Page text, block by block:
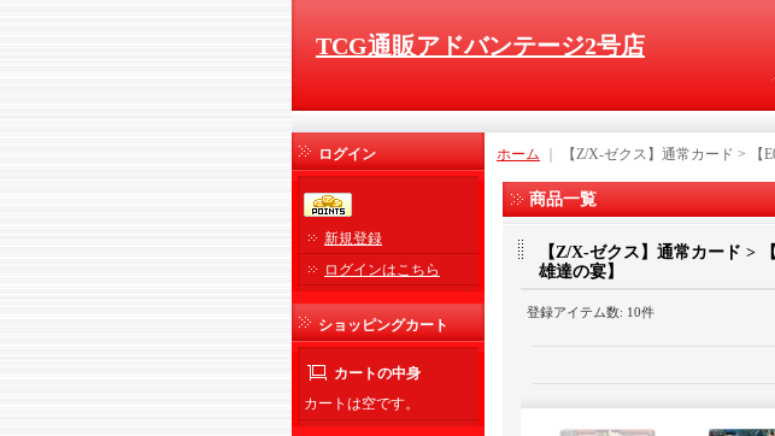
TCG通販アドバンテージ2号店
ログイン
新規登録
ログインはこちら
ショッピングカート
カートの中身
カートは空です。
ホーム 【Z/X-ゼクス】通常カード > 【
商品一覧
【Z/X-ゼクス】通常カード >
雄達の宴】
登録アイテム数: 10件